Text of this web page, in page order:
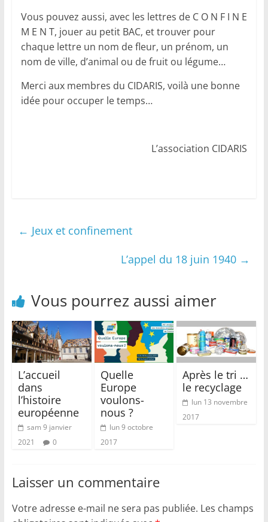
Vous pouvez aussi, avec les lettres de C O N F I N E
M E N T, jouer au petit BAC, et trouver pour
chaque lettre un nom de fleur, un prénom, un
nom de ville, d’animal ou de fruit ou légume…
Merci aux membres du CIDARIS, voilà une bonne
idée pour occuper le temps…
L’association CIDARIS
← Jeux et confinement
L’appel du 18 juin 1940 →
Vous pourrez aussi aimer
L’accueil
dans
l’histoire
européenne
sam 9 janvier
2021
0
Quelle
Europe
voulons-
nous ?
lun 9 octobre
2017
Après le tri …
le recyclage
lun 13 novembre
2017
Laisser un commentaire
Votre adresse e-mail ne sera pas publiée. Les champs